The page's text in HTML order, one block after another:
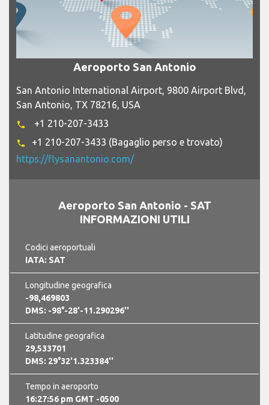
Aeroporto San Antonio
San Antonio International Airport, 9800 Airport Blvd,
San Antonio, TX 78216, USA
phone +1 210-207-3433
phone
+1 210-207-3433 (Bagaglio perso e trovato)
https://flysanantonio.com/
Aeroporto San Antonio - SAT
INFORMAZIONI UTILI
Codici aeroportuali
IATA: SAT
Longitudine geografica
-98,469803
DMS: -98°-28'-11.290296''
Latitudine geografica
29,533701
DMS: 29°32'1.323384''
Tempo in aeroporto
16:27:56 pm GMT -0500